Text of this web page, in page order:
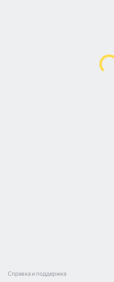
Справка и поддержка